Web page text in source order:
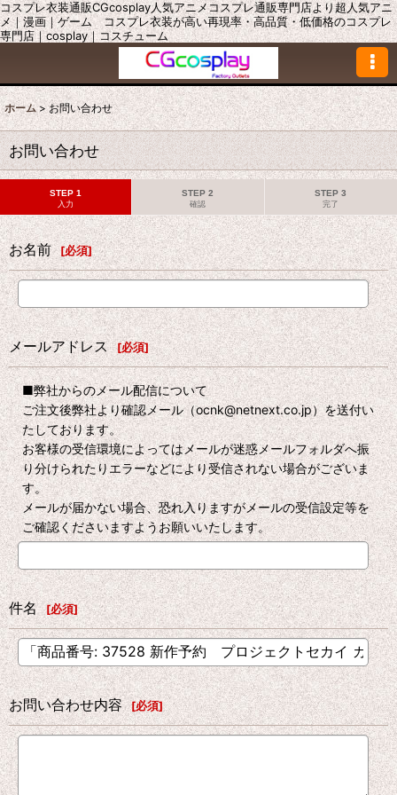
コスプレ衣装通販CGcosplay人気アニメコスプレ通販専門店より超人気アニ
メ｜漫画｜ゲーム コスプレ衣装が高い再現率・高品質・低価格のコスプレ
専門店｜cosplay｜コスチューム
ホーム > お問い合わせ
お問い合わせ
STEP 1
入力
STEP 2
確認
STEP 3
完了
お名前 [必須]
メールアドレス [必須]
■弊社からのメール配信について
ご注文後弊社より確認メール（ocnk@netnext.co.jp）を送付い
たしております。
お客様の受信環境によってはメールが迷惑メールフォルダへ振
り分けられたりエラーなどにより受信されない場合がございま
す。
メールが届かない場合、恐れ入りますがメールの受信設定等を
ご確認くださいますようお願いいたします。
件名 [必須]
お問い合わせ内容 [必須]